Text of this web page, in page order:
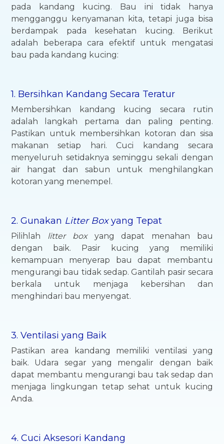
pada kandang kucing. Bau ini tidak hanya
mengganggu kenyamanan kita, tetapi juga bisa
berdampak pada kesehatan kucing. Berikut
adalah beberapa cara efektif untuk mengatasi
bau pada kandang kucing:
1. Bersihkan Kandang Secara Teratur
Membersihkan kandang kucing secara rutin
adalah langkah pertama dan paling penting.
Pastikan untuk membersihkan kotoran dan sisa
makanan setiap hari. Cuci kandang secara
menyeluruh setidaknya seminggu sekali dengan
air hangat dan sabun untuk menghilangkan
kotoran yang menempel.
2. Gunakan Litter Boxyang Tepat
Pilihlah litter box yang dapat menahan bau
dengan baik. Pasir kucing yang memiliki
kemampuan menyerap bau dapat membantu
mengurangi bau tidak sedap. Gantilah pasir secara
berkala untuk menjaga kebersihan dan
menghindari bau menyengat.
3. Ventilasi yang Baik
Pastikan area kandang memiliki ventilasi yang
baik. Udara segar yang mengalir dengan baik
dapat membantu mengurangi bau tak sedap dan
menjaga lingkungan tetap sehat untuk kucing
Anda.
4. Cuci Aksesori Kandang